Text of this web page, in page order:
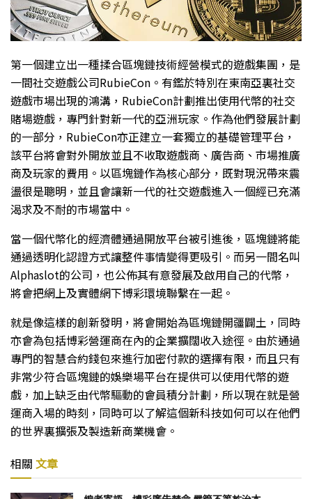
第一個建立出一種揉合區塊鏈技術經營模式的遊戲集團，是
一間社交遊戲公司RubieCon。有鑑於特別在東南亞裏社交
遊戲市場出現的鴻溝，RubieCon計劃推出使用代幣的社交
賭場遊戲，專門針對新一代的亞洲玩家。作為他們發展計劃
的一部分，RubieCon亦正建立一套獨立的基礎管理平台，
該平台將會對外開放並且不收取遊戲商、廣告商、市場推廣
商及玩家的費用。以區塊鏈作為核心部分，既對現況帶來震
盪很是聰明，並且會讓新一代的社交遊戲進入一個經已充滿
渴求及不耐的市場當中。
當一個代幣化的經濟體通過開放平台被引進後，區塊鏈將能
通過透明化認證方式讓整件事情變得更吸引。而另一間名叫
Alphaslot的公司，也公佈其有意發展及啟用自己的代幣，
將會把網上及實體網下博彩環境聯繫在一起。
就是像這樣的創新發明，將會開始為區塊鏈開疆闢土，同時
亦會為包括博彩營運商在內的企業擴闊收入途徑。由於通過
專門的智慧合約錢包來進行加密付款的選擇有限，而且只有
非常少符合區塊鏈的娛樂場平台在提供可以使用代幣的遊
戲，加上缺乏由代幣驅動的會員積分計劃，所以現在就是營
運商入場的時刻，同時可以了解這個新科技如何可以在他們
的世界裏擴張及製造新商業機會。
相關 文章